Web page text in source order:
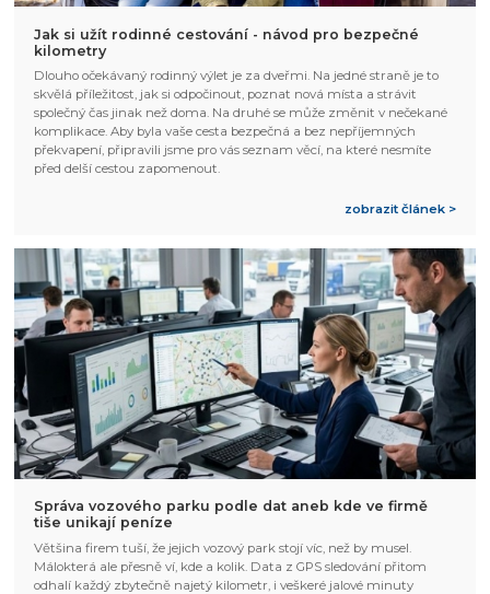
Jak si užít rodinné cestování - návod pro bezpečné
kilometry
Dlouho očekávaný rodinný výlet je za dveřmi. Na jedné straně je to
skvělá příležitost, jak si odpočinout, poznat nová místa a strávit
společný čas jinak než doma. Na druhé se může změnit v nečekané
komplikace. Aby byla vaše cesta bezpečná a bez nepříjemných
překvapení, připravili jsme pro vás seznam věcí, na které nesmíte
před delší cestou zapomenout.
zobrazit článek >
Správa vozového parku podle dat aneb kde ve firmě
tiše unikají peníze
Většina firem tuší, že jejich vozový park stojí víc, než by musel.
Málokterá ale přesně ví, kde a kolik. Data z GPS sledování přitom
odhalí každý zbytečně najetý kilometr, i veškeré jalové minuty